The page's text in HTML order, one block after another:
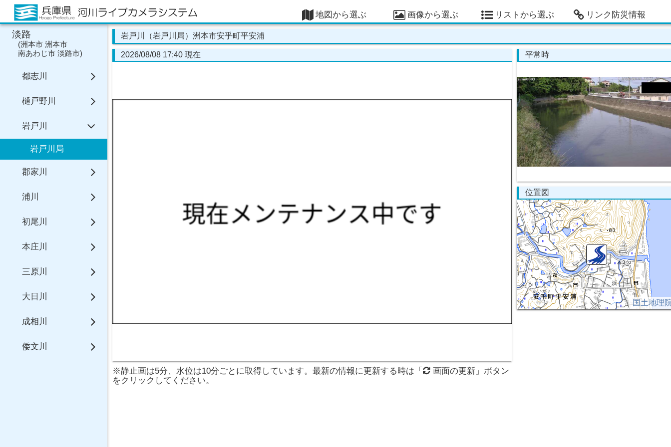
地図から選ぶ 画像から選ぶ リストから選ぶ リンク防災情報
淡路
(洲本市 洲本市
南あわじ市 淡路市)
都志川
樋戸野川
岩戸川
岩戸川局
郡家川
浦川
初尾川
本庄川
三原川
大日川
成相川
倭文川
岩戸川（岩戸川局）洲本市安乎町平安浦
2026/08/08 17:40 現在
※静止画は5分、水位は10分ごとに取得しています。最新の情報に更新する時は「
画面の更新」ボタン
をクリックしてください。
平常時
位置図
国土地理